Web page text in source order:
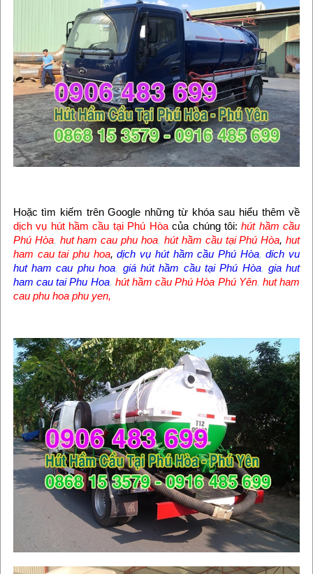
Hoặc tìm kiếm trên Google những từ khóa sau hiểu thêm về
dịch vụ hút hầm cầu tại Phú Hòacủa chúng tôi:hút hầm cầu
Phú Hòa, hut ham cau phu hoa, hút hầm cầu tại Phú Hòa,hut
ham cau tai phu hoa,dịch vụ hút hầm cầu Phú Hòa,dich vu
hut ham cau phu hoa, giá hút hầm cầu tại Phú Hòa, gia hut
ham cau tai Phu Hoa, hút hầm cầu Phú Hòa Phú Yên,hut ham
cau phu hoa phu yen,